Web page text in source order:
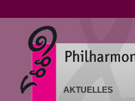
AKTUELLES